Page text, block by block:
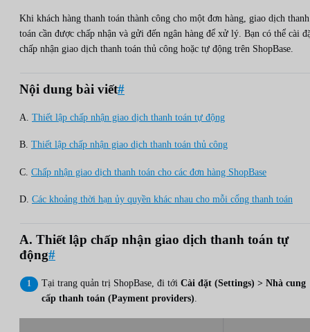
Khi khách hàng thanh toán thành công cho một đơn hàng, giao dịch thanh
toán cần được chấp nhận và gửi đến ngân hàng để xử lý. Bạn có thể cài
chấp nhận giao dịch thanh toán thủ công hoặc tự động trên ShopBase.
Nội dung bài viết#
A. Thiết lập chấp nhận giao dịch thanh toán tự động
B. Thiết lập chấp nhận giao dịch thanh toán thủ công
C. Chấp nhận giao dịch thanh toán cho các đơn hàng ShopBase
D. Các khoảng thời hạn ủy quyền khác nhau cho mỗi cổng thanh toán
A. Thiết lập chấp nhận giao dịch thanh toán tự
động#
Tại trang quản trị ShopBase, đi tới Cài đặt (Settings) > Nhà cung
cấp thanh toán (Payment providers)